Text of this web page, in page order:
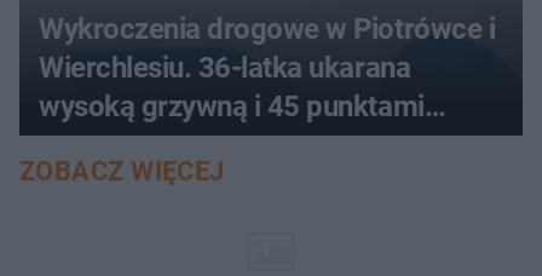
Wykroczenia drogowe w Piotrówce i
Wierchlesiu. 36-latka ukarana
wysoką grzywną i 45 punktami
karnymi
ZOBACZ WIĘCEJ